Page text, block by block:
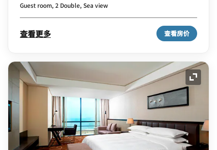
Guest room, 2 Double, Sea view
查看更多 查看房价
展开